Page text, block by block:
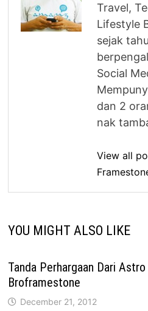
Travel,
Lifestyle
sejak
Social
dan 2
nak
View all
YOU MIGHT ALSO LIKE
Tanda Perhargaan Dari
Broframestone
December 21, 2012